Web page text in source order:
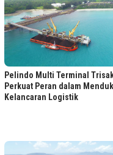
Pelindo Multi Terminal
Perkuat Peran dalam
Kelancaran Logistik